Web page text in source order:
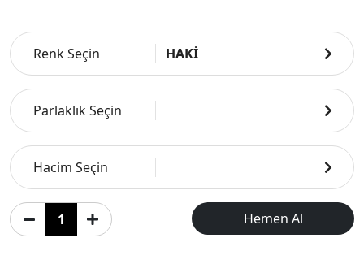
Renk Seçin HAKİ
Parlaklık Seçin
Hacim Seçin
Hemen Al